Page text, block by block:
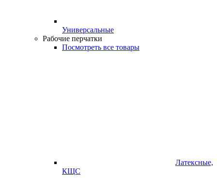
Универсальные
Рабочие перчатки
Посмотреть все товары
Латексные,
КЩС